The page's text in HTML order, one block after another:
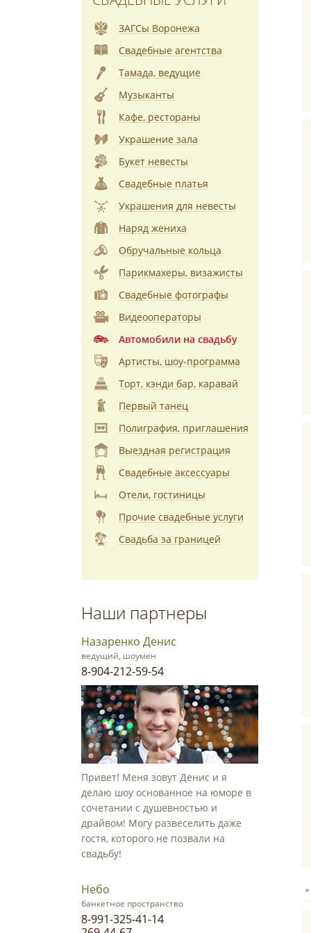
ЗАГСы Воронежа
Свадебные агентства
Тамада, ведущие
Музыканты
Кафе, рестораны
Украшение зала
Букет невесты
Свадебные платья
Украшения для невесты
Наряд жениха
Обручальные кольца
Парикмахеры, визажисты
Свадебные фотографы
Видеооператоры
Автомобили на свадьбу
Артисты, шоу-программа
Торт, кэнди бар, каравай
Первый танец
Полиграфия, приглашения
Выездная регистрация
Свадебные аксессуары
Отели, гостиницы
Прочие свадебные услуги
Свадьба за границей
Наши партнеры
Назаренко Денис
ведущий, шоумен
8-904-212-59-54
Привет! Меня зовут Денис и я
делаю шоу основанное на юморе в
сочетании с душевностью и
драйвом! Могу развеселить даже
гостя, которого не позвали на
свадьбу!
Небо
банкетное пространство
8-991-325-41-14